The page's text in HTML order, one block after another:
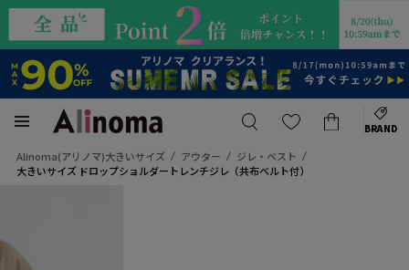
BRAND
Alinoma(アリノマ)大きいサイズ アウター
ジレ・ベスト
大きいサイズ ドロップショルダートレンチジレ（共布ベルト付）